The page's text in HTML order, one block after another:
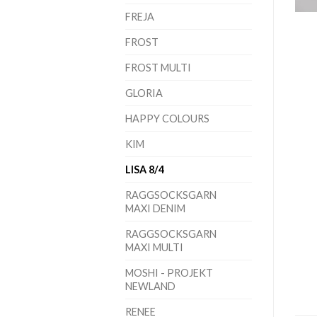
FREJA
FROST
FROST MULTI
GLORIA
HAPPY COLOURS
KIM
LISA 8/4
RAGGSOCKSGARN
MAXI DENIM
RAGGSOCKSGARN
MAXI MULTI
MOSHI - PROJEKT
NEWLAND
RENEE